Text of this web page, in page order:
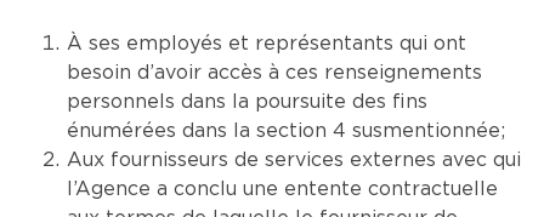
À ses employés et représentants qui ont
besoin d’avoir accès à ces renseignements
personnels dans la poursuite des fins
énumérées dans la section 4 susmentionnée;
Aux fournisseurs de services externes avec qui
l’Agence a conclu une entente contractuelle